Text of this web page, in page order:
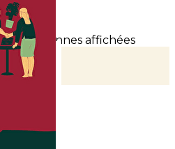
les colonnes affichées